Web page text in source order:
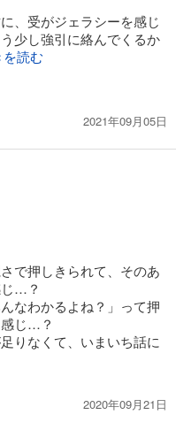
、受がジェラシーを感じ
少し強引に絡んでくるか
を読む
2021年09月05日
で押しきられて、そのあ
…？
なわかるよね？」って押
じ…？
りなくて、いまいち話に
2020年09月21日